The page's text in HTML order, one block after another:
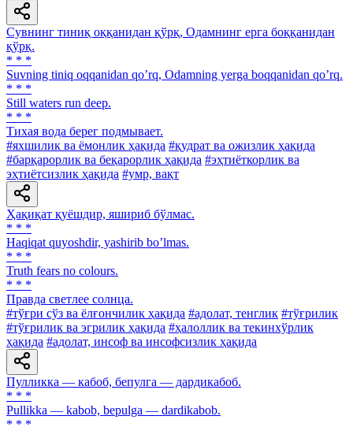
Сувнинг тиниқ оққанидан қўрқ, Одамнинг ерга боққанидан
қўрқ.
* * *
Suvning tiniq oqqanidan qoʼrq, Odamning yerga boqqanidan qoʼrq.
* * *
Still waters run deep.
* * *
Тихая вода берег подмывает.
#яхшилик ва ёмонлик ҳақида #қудрат ва ожизлик ҳақида
#барқарорлик ва беқарорлик ҳақида #эҳтиёткорлик ва
эҳтиётсизлик ҳақида #умр, вақт
Ҳақиқат қуёшдир, яшириб бўлмас.
* * *
Haqiqat quyoshdir, yashirib boʼlmas.
* * *
Truth fears no colours.
* * *
Правда светлее солнца.
#тўғри сўз ва ёлғончилик ҳақида #адолат, тенглик #тўғрилик
#тўғрилик ва эгрилик ҳақида #ҳалоллик ва текинхўрлик
ҳақида #адолат, инсоф ва инсофсизлик ҳақида
Пулликка — кабоб, бепулга — дардикабоб.
* * *
Pullikka — kabob, bepulga — dardikabob.